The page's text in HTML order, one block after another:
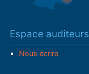
Espace auditeurs
Nous écrire